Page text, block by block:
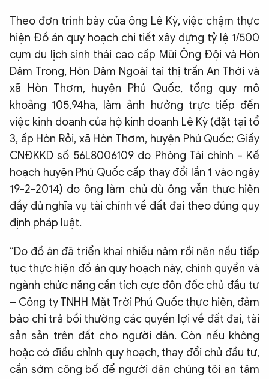
Theo đơn trình bày của ông Lê Kỳ, việc chậm thực
hiện Đồ án quy hoạch chi tiết xây dựng tỷ lệ 1/500
cụm du lịch sinh thái cao cấp Mũi Ông Đội và Hòn
Dăm Trong, Hòn Dăm Ngoài tại thị trấn An Thới và
xã Hòn Thơm, huyện Phú Quốc, tổng quy mô
khoảng 105,94ha, làm ảnh hưởng trực tiếp đến
việc kinh doanh của hộ kinh doanh Lê Kỳ (đặt tại tổ
3, ấp Hòn Rỏi, xã Hòn Thơm, huyện Phú Quốc; Giấy
CNĐKKD số 56L8006109 do Phòng Tài chính - Kế
hoạch huyện Phú Quốc cấp thay đổi lần 1 vào ngày
19-2-2014) do ông làm chủ dù ông vẫn thực hiện
đầy đủ nghĩa vụ tài chính về đất đai theo đúng quy
định pháp luật.
“Do đồ án đã triển khai nhiều năm rồi nên nếu tiếp
tục thực hiện đồ án quy hoạch này, chính quyền và
ngành chức năng cần tích cực đôn đốc chủ đầu tư
– Công ty TNHH Mặt Trời Phú Quốc thực hiện, đảm
bảo chi trả bồi thường các quyền lợi về đất đai, tài
sản sản trên đất cho người dân. Còn nếu không
hoặc có điều chỉnh quy hoạch, thay đổi chủ đầu tư,
cần sớm công bố để người dân chúng tôi an tâm